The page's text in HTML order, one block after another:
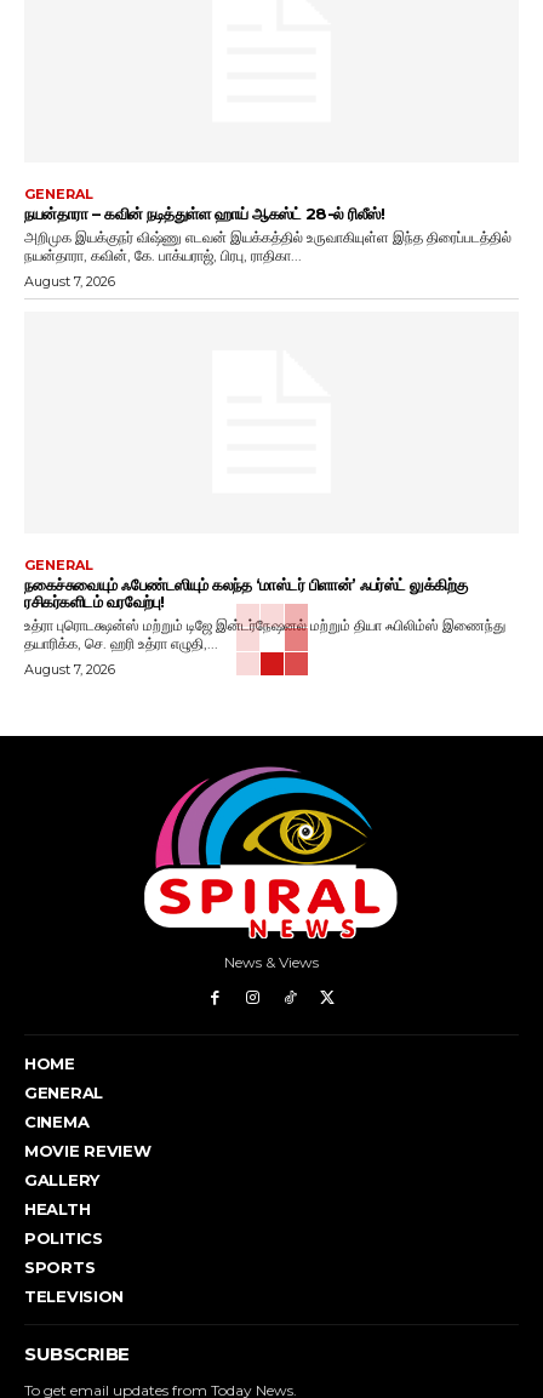
GENERAL
நயன்தாரா – கவின் நடித்துள்ள ஹாய் ஆகஸ்ட் 28-ல் ரிலீஸ்!
அறிமுக இயக்குநர் விஷ்ணு எடவன் இயக்கத்தில் உருவாகியுள்ள இந்த திரைப்படத்தில்
நயன்தாரா, கவின், கே. பாக்யராஜ், பிரபு, ராதிகா...
August 7, 2026
GENERAL
நகைச்சுவையும் ஃபேண்டஸியும் கலந்த ‘மாஸ்டர் பிளான்’ ஃபர்ஸ்ட் லுக்கிற்கு
ரசிகர்களிடம் வரவேற்பு!
உத்ரா புரொடக்ஷன்ஸ் மற்றும் டிஜே இன்டர்நேஷனல் மற்றும் தியா ஃபிலிம்ஸ் இணைந்து
தயாரிக்க, செ. ஹரி உத்ரா எழுதி,...
August 7, 2026
News & Views
HOME
GENERAL
CINEMA
MOVIE REVIEW
GALLERY
HEALTH
POLITICS
SPORTS
TELEVISION
SUBSCRIBE
To get email updates from Today News.